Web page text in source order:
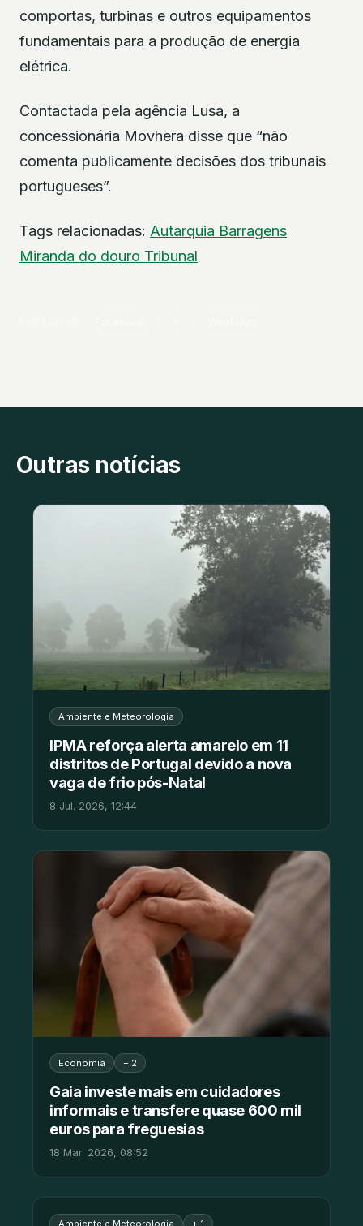
comportas, turbinas e outros equipamentos
fundamentais para a produção de energia
elétrica.
Contactada pela agência Lusa, a
concessionária Movhera disse que “não
comenta publicamente decisões dos tribunais
portugueses”.
Tags relacionadas: Autarquia Barragens
Miranda do douro Tribunal
Outras notícias
Ambiente e Meteorologia
IPMA reforça alerta amarelo em 11
distritos de Portugal devido a nova
vaga de frio pós-Natal
8 Jul. 2026, 12:44
Economia + 2
Gaia investe mais em cuidadores
informais e transfere quase 600 mil
euros para freguesias
18 Mar. 2026, 08:52
Ambiente e Meteorologia + 1